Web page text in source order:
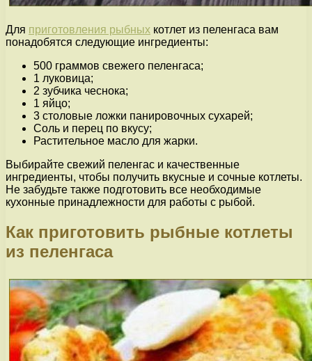
Для приготовления рыбных котлет из пеленгаса вам
понадобятся следующие ингредиенты:
500 граммов свежего пеленгаса;
1 луковица;
2 зубчика чеснока;
1 яйцо;
3 столовые ложки панировочных сухарей;
Соль и перец по вкусу;
Растительное масло для жарки.
Выбирайте свежий пеленгас и качественные
ингредиенты, чтобы получить вкусные и сочные котлеты.
Не забудьте также подготовить все необходимые
кухонные принадлежности для работы с рыбой.
Как приготовить рыбные котлеты
из пеленгаса